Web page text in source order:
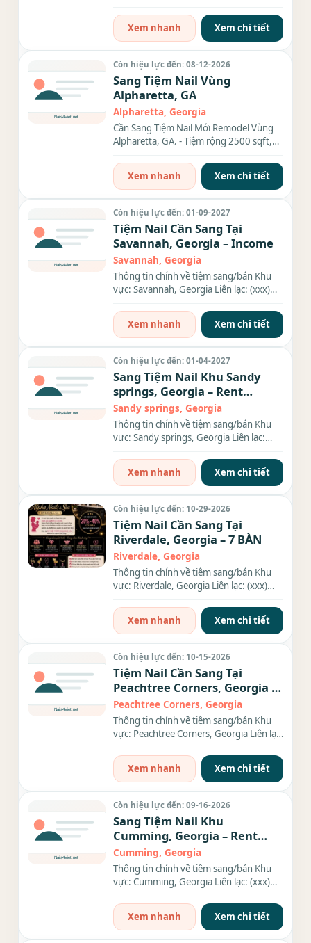
2,000...
Xem nhanh Xem chi tiết
Còn hiệu lực đến: 08-12-2026
Sang Tiệm Nail Vùng
Alpharetta, GA
Alpharetta, Georgia
Cần Sang Tiệm Nail Mới Remodel Vùng
Alpharetta, GA. - Tiệm rộng 2500 sqft,
Xem nhanh
Xem chi tiết
Còn hiệu lực đến: 01-09-2027
Tiệm Nail Cần Sang Tại
Savannah, Georgia – Income
Savannah, Georgia
Thông tin chính về tiệm sang/bán Khu
vực: Savannah, Georgia Liên lạc: (xxx)
Xem nhanh
Xem chi tiết
Còn hiệu lực đến: 01-04-2027
Sang Tiệm Nail Khu Sandy
springs, Georgia – Rent
$9,000/tháng
Sandy springs, Georgia
Thông tin chính về tiệm sang/bán Khu
vực: Sandy springs, Georgia Liên lạc:
Xem nhanh
Xem chi tiết
Còn hiệu lực đến: 10-29-2026
Tiệm Nail Cần Sang Tại
Riverdale, Georgia – 7 BÀN
Riverdale, Georgia
Thông tin chính về tiệm sang/bán Khu
vực: Riverdale, Georgia Liên lạc: (xxx)
Xem nhanh
Xem chi tiết
Còn hiệu lực đến: 10-15-2026
Tiệm Nail Cần Sang Tại
Peachtree Corners, Georgia –
Giá $120,000
Peachtree Corners, Georgia
Thông tin chính về tiệm sang/bán Khu
vực: Peachtree Corners, Georgia Liên lạc:
Xem nhanh
Xem chi tiết
Còn hiệu lực đến: 09-16-2026
Sang Tiệm Nail Khu
Cumming, Georgia – Rent
$3,400/tháng
Cumming, Georgia
Thông tin chính về tiệm sang/bán Khu
vực: Cumming, Georgia Liên lạc: (xxx)
Xem nhanh
Xem chi tiết